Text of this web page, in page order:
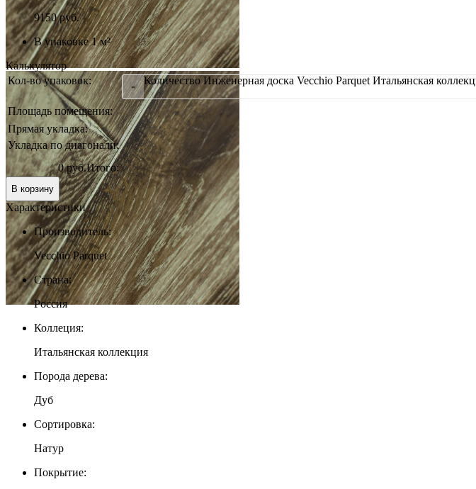
9150 руб.
В упаковке 1 м²
Калькулятор
Кол-во упаковок:
- Количество Инженерная доска Vecchio Parquet Итальянская
Площадь помещения:
Прямая укладка:
Укладка по диагонали:
Итого:
0 руб.
В корзину
Характеристики
Производитель:
Vecchio Parquet
Страна:
Россия
Коллеция:
Итальянская коллекция
Порода дерева:
Дуб
Сортировка:
Натур
Покрытие: